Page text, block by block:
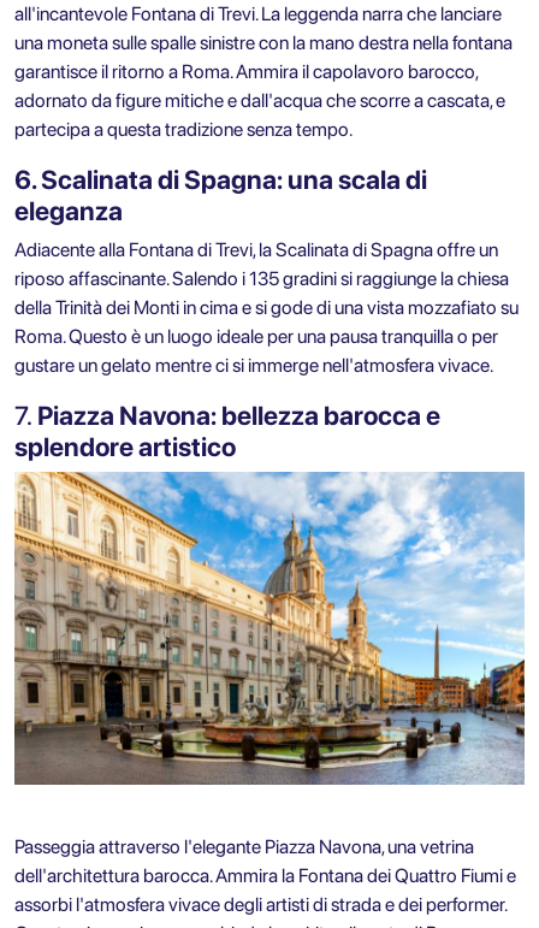
all'incantevole Fontana di Trevi. La leggenda narra che lanciare
una moneta sulle spalle sinistre con la mano destra nella fontana
garantisce il ritorno a Roma. Ammira il capolavoro barocco,
adornato da figure mitiche e dall'acqua che scorre a cascata, e
partecipa a questa tradizione senza tempo.
6. Scalinata di Spagna: una scala di
eleganza
Adiacente alla Fontana di Trevi, la Scalinata di Spagna offre un
riposo affascinante. Salendo i 135 gradini si raggiunge la chiesa
della Trinità dei Monti in cima e si gode di una vista mozzafiato su
Roma. Questo è un luogo ideale per una pausa tranquilla o per
gustare un gelato mentre ci si immerge nell'atmosfera vivace.
7. Piazza Navona: bellezza barocca e
splendore artistico
Passeggia attraverso l'elegante Piazza Navona, una vetrina
dell'architettura barocca. Ammira la Fontana dei Quattro Fiumi e
assorbi l'atmosfera vivace degli artisti di strada e dei performer.